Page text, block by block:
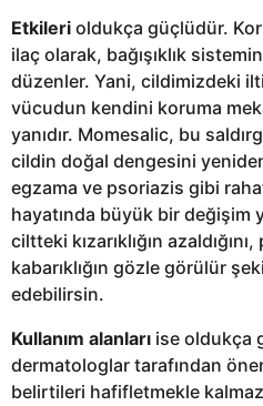
Etkileri oldukça güçlüdür.
ilaç olarak, bağışıklık
düzenler. Yani, cildimizdeki
vücudun kendini koruma
yanıdır. Momesalic, bu
cildin doğal dengesini
egzama ve psoriazis gibi
hayatında büyük bir değişim
ciltteki kızarıklığın
kabarıklığın gözle görülür
edebilirsin.
Kullanım alanları ise oldukça
dermatologlar tarafından
belirtileri hafifletmekle